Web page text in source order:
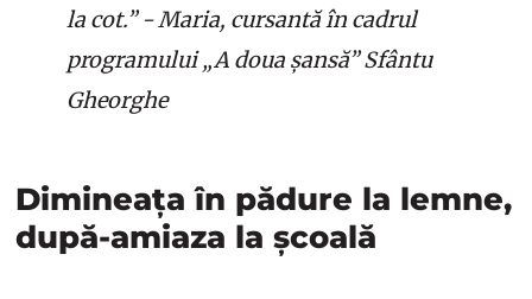
la cot.” - Maria, cursantă în cadrul
programului „A doua șansă” Sfântu
Gheorghe
Dimineața în pădure la lemne,
după-amiaza la școală